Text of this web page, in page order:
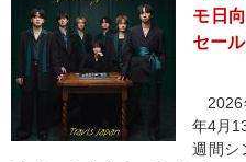
モ日
セー
2026
年4月
週間シ